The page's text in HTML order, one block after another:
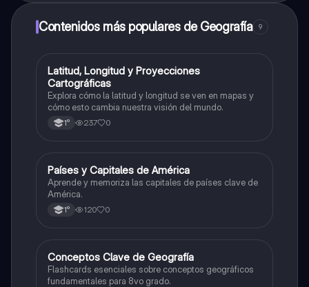
Contenidos más populares de Geografía 9
LGeografía
Latitud, Longitud y Proyecciones
Cartográficas
Explora cómo la latitud y longitud se ven en mapas y
cómo esto cambia nuestra visión del mundo.
1° 237 0
PGeografía
Países y Capitales de América
Aprende y memoriza las capitales de países clave de
América.
1° 120 0
CGeografía
Conceptos Clave de Geografía
Flashcards esenciales sobre conceptos geográficos
fundamentales para 8vo grado.